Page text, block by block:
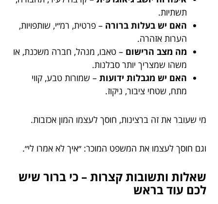
תשתיות.
האם יש בעלות ברורה – פרטית, רמ״י, שותפויות,
הערות אזהרה.
מה מצב הרישום – טאבו, מנהל, חברה משכנת, או
משהו שמצריך יותר סבלנות.
האם יש מגבלות ידועות – שמורות טבע, קווי
מתח, שטחי ציבור, ניקוז.
מי שעובר את זה ברצינות, חוסך לעצמו המון אכזבות.
וגם חוסך לעצמו את המשפט המוכר: ״איך לא אמרו לי״.
שאלות ותשובות קצרות – כי ברור שיש
לכם עוד בראש